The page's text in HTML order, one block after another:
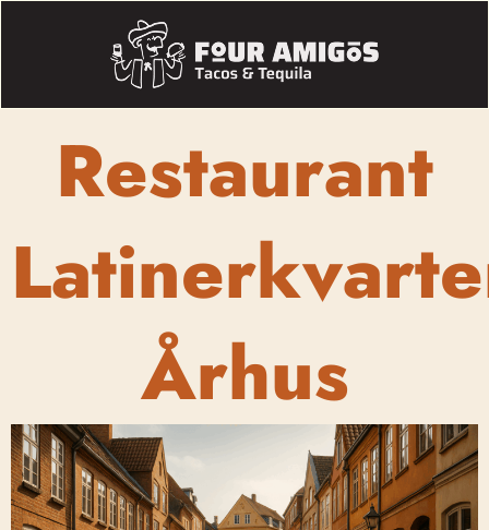
Restaurant
Århus